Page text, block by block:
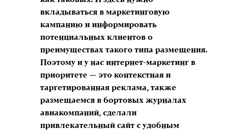
вкладываться в маркетинговую
кампанию и информировать
потенциальных клиентов о
преимуществах такого типа размещения.
Поэтому и у нас интернет-маркетинг в
приоритете — это контекстная и
таргетированная реклама, также
размещаемся в бортовых журналах
авиакомпаний, сделали
привлекательный сайт с удобным